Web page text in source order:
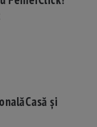
Casă și